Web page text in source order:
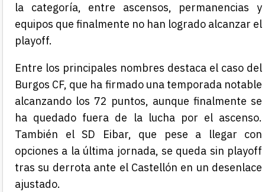
la categoría, entre ascensos, permanencias y
equipos que finalmente no han logrado alcanzar el
playoff.
Entre los principales nombres destaca el caso del
Burgos CF, que ha firmado una temporada notable
alcanzando los 72 puntos, aunque finalmente se
ha quedado fuera de la lucha por el ascenso.
También el SD Eibar, que pese a llegar con
opciones a la última jornada, se queda sin playoff
tras su derrota ante el Castellón en un desenlace
ajustado.